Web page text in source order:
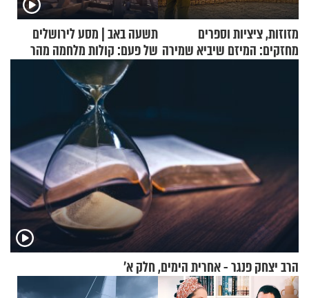
מזוזות, ציציות וספרים
מחזקים: המיזם שיביא שמירה
תשעה באב | מסע לירושלים
של פעם: קולות מלחמה מהר
הזיתים
הרב יצחק פנגר - אחרית הימים, חלק א’